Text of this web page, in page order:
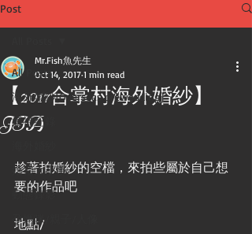
Post
All Posts
海外婚紗[Overseas prewedding]
婚禮紀錄
婚禮大小事
動態錄影
孕媽咪/親子/人像
【2017合掌村海外婚紗】
JIA
Mr.Fish魚先生
Oct 14, 2017 1 min read
趁著拍婚紗的空檔，來拍些屬於自己想
要的作品吧
地點/